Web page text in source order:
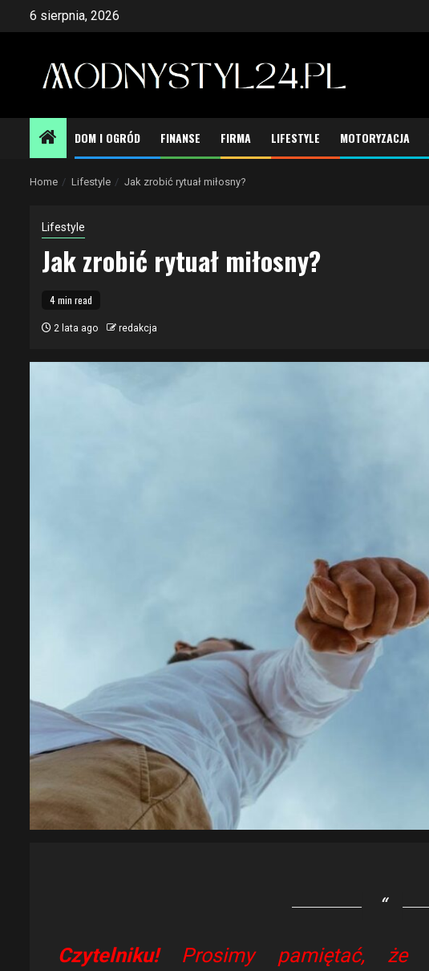
6 sierpnia, 2026
DOM I OGRÓD FINANSE FIRMA LIFESTYLE MOTORYZACJA
Home Lifestyle Jak zrobić rytuał miłosny?
Lifestyle
Jak zrobić rytuał miłosny?
4 min read
2 lata ago redakcja
Czytelniku!Prosimy pamiętać, że